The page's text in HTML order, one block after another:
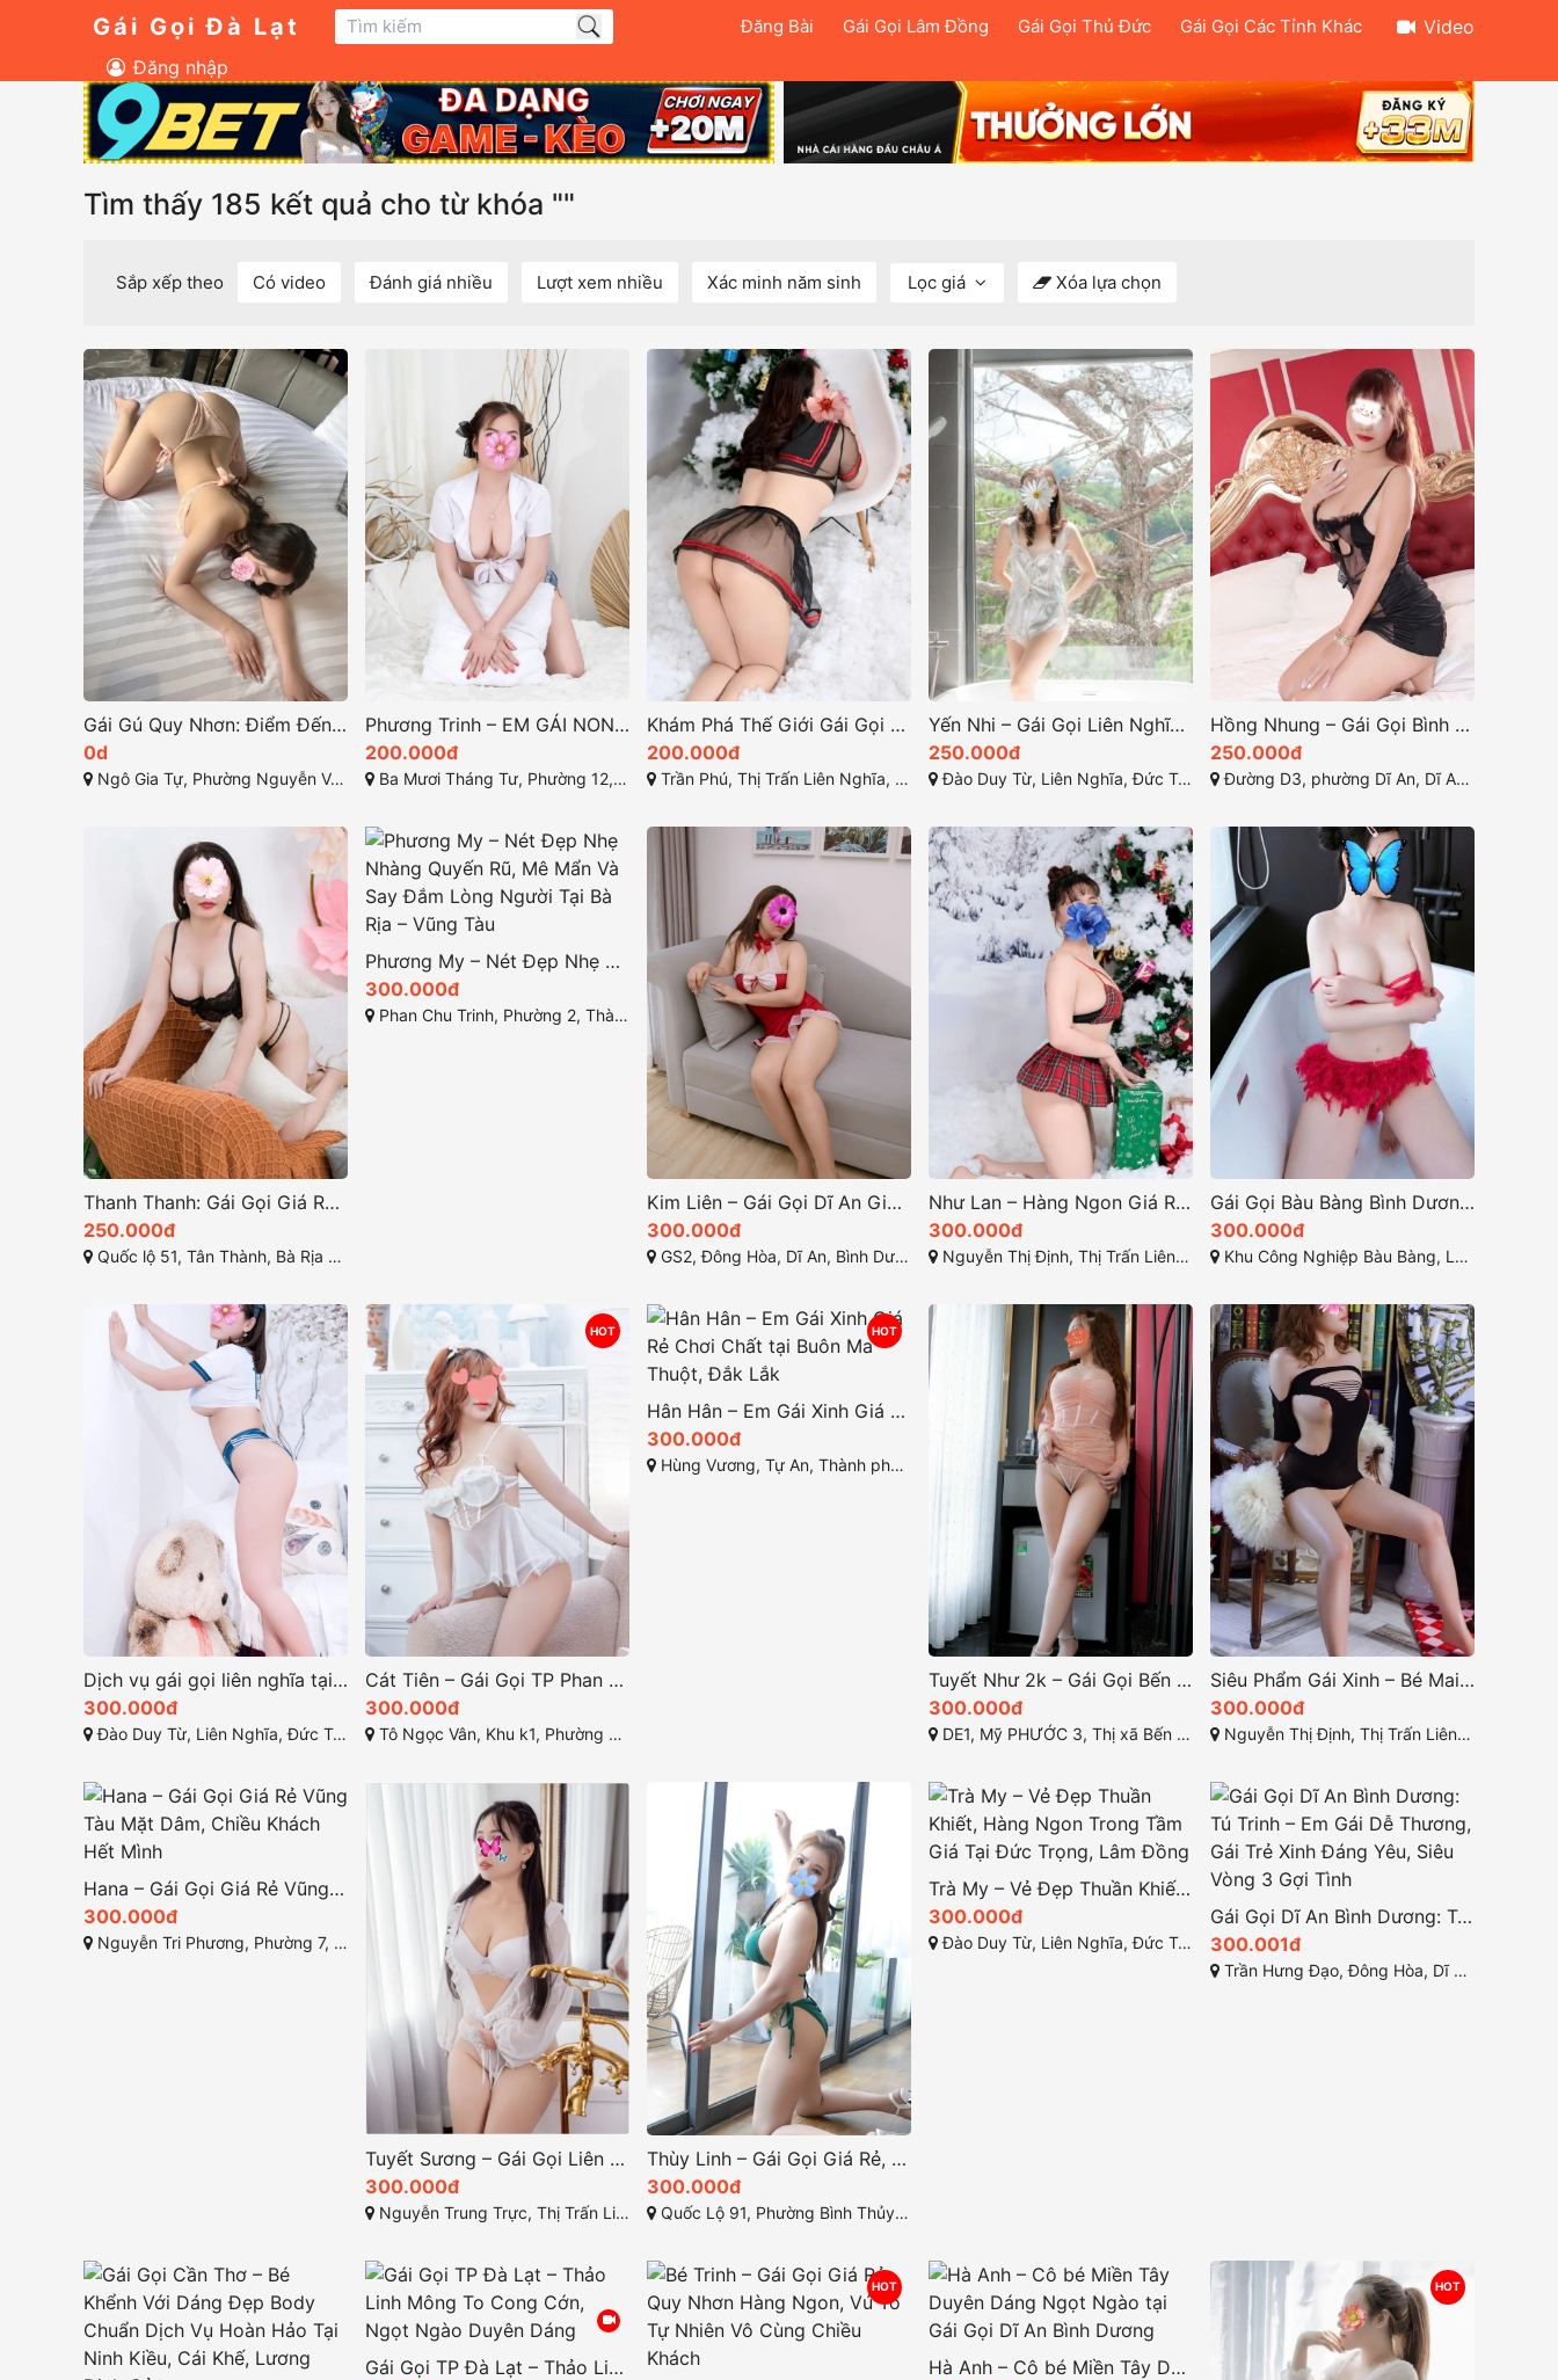
Gái Gọi Đà Lạt Đăng Bài Gái Gọi Lâm Đồng Gái Gọi Thủ Đức Gái Gọi Các Tỉnh Khác
Video
Đăng nhập
Tìm thấy 185 kết quả cho từ khóa ""
Sắp xếp theo Có video Đánh giá nhiều Lượt xem nhiều Xác minh năm sinh Lọc giá Xóa lựa chọn
Gái Gú Quy Nhơn: Điểm Đến Hấp Dẫn Cho Anh Em 77
0d
Ngô Gia Tự, Phường Nguyễn Văn Cừ, Thành phố Quy Nhơn, Tỉnh Bình Định
Phương Trinh – EM GÁI NON XINH, Thân Hình Bốc Lửa, Làm Tình Đam Mê Tại Vũng Tàu
200.000đ
Ba Mươi Tháng Tư, Phường 12, Vũng Tàu, Bà Rịa-Vũng Tàu
Khám Phá Thế Giới Gái Gọi Đặc Biệt Tại Lâm Đồng – Ngọc Linh: Gái Gọi Giá Rẻ, BODY GỢI DỤC
200.000đ
Trần Phú, Thị Trấn Liên Nghĩa, Đức Trọng, Lâm Đồng
Yến Nhi – Gái Gọi Liên Nghĩa Giá Rẻ 250k, Dịch Vụ Đầy Đủ
250.000đ
Đào Duy Từ, Liên Nghĩa, Đức Trọng, Lâm Đồng
Hồng Nhung – Gái Gọi Bình Dương Giá Rẻ 250K/Shot, Dâm Ngon Cực
250.000đ
Đường D3, phường Dĩ An, Dĩ An, Bình Dương
Thanh Thanh: Gái Gọi Giá Rẻ Tân Thành Bà Rịa, Thân Hình Loli Xinh Xắn Đáng Yêu
250.000đ
Quốc lộ 51, Tân Thành, Bà Rịa - Vũng Tàu
Phương My – Nét Đẹp Nhẹ Nhàng Quyến Rũ, Mê Mẩn Và Say Đắm Lòng Người Tại Bà Rịa – Vũng Tàu
300.000đ
Phan Chu Trinh, Phường 2, Thành phố Vũng Tầu, Bà Rịa - Vũng Tàu
Kim Liên – Gái Gọi Dĩ An Giá Rẻ, Mỹ Nhân Nóng Bỏng, Duyên Dáng Ngọt Ngào Tại Gái Gọi Bình Dương
300.000đ
GS2, Đông Hòa, Dĩ An, Bình Dương, Việt Nam
Như Lan – Hàng Ngon Giá Rẻ Làm Tình Đỉnh, MÔNG VÚ GỢI DỤC Đỉnh Cao!
300.000đ
Nguyễn Thị Định, Thị Trấn Liên Nghĩa, Đức Trọng, Lâm Đồng
Gái Gọi Bàu Bàng Bình Dương – Chúc Xinh Body Đẫy Đà Mông Mẩy Phê Đáng Check
300.000đ
Khu Công Nghiệp Bàu Bàng, Lai Uyên, Bến Cát, Bình Dương
Dịch vụ gái gọi liên nghĩa tại Đức Trọng — Huệ Anh: Gái đi khách giá rẻ, Tình cảm duyên dáng, Thân hình bốc lửa
300.000đ
Đào Duy Từ, Liên Nghĩa, Đức Trọng, Lâm Đồng
HOT
Cát Tiên – Gái Gọi TP Phan Rang Giá Rẻ Làm Tình Chất Lượng
300.000đ
Tô Ngọc Vân, Khu k1, Phường Phan Rang _ Ninh Thuận
HOT
Hân Hân – Em Gái Xinh Giá Rẻ Chơi Chất tại Buôn Ma Thuột, Đắk Lắk
300.000đ
Hùng Vương, Tự An, Thành phố Buôn Ma Thuột, Đắk Lắk
Tuyết Như 2k – Gái Gọi Bến Cát: Một Nét Đẹp Cá Tính Nhiệt Tình
300.000đ
DE1, Mỹ PHƯỚC 3, Thị xã Bến Cát, Bình Dương
Siêu Phẩm Gái Xinh – Bé Mai: Gái Gọi Liên Nghĩa Giá Rẻ, Siêu Dâm, Cực Tình Cảm, Chiều Chuộng Khách
300.000đ
Nguyễn Thị Định, Thị Trấn Liên Nghĩa, Đức Trọng, Lâm Đồng
Hana – Gái Gọi Giá Rẻ Vũng Tàu Mặt Dâm, Chiều Khách Hết Mình
300.000đ
Nguyễn Tri Phương, Phường 7, Vũng Tàu, Bà Rịa-Vũng Tàu
Tuyết Sương – Gái Gọi Liên Nghĩa, Đức Trọng, Lâm Đồng: Mẫu Gái Xinh Tưới Tráng Hồng
300.000đ
Nguyễn Trung Trực, Thị Trấn Liên Nghĩa, Đức Trọng, Lâm Đồng
Thùy Linh – Gái Gọi Giá Rẻ, Mỹ Nhân Chiều Tình Cảm Như Gấu Nhà tại TP Cần Thơ
300.000đ
Quốc Lộ 91, Phường Bình Thủy, Quận Bình Thủy, Thành phố Cần Thơ
Trà My – Vẻ Đẹp Thuần Khiết, Hàng Ngon Trong Tầm Giá Tại Đức Trọng, Lâm Đồng
300.000đ
Đào Duy Từ, Liên Nghĩa, Đức Trọng, Lâm Đồng
Gái Gọi Dĩ An Bình Dương: Tú Trinh – Em Gái Dễ Thương, Gái Trẻ Xinh Đáng Yêu, Siêu Vòng 3 Gợi Tình
300.001đ
Trần Hưng Đạo, Đông Hòa, Dĩ An, Bình Dương
Gái Gọi TP Đà Lạt – Thảo Linh Mông To Cong Cớn, Ngọt Ngào Duyên Dáng
HOT
Hà Anh – Cô bé Miền Tây Duyên Dáng Ngọt Ngào tại Gái Gọi Dĩ An Bình Dương
HOT